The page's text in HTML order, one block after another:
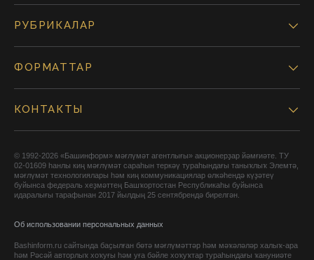
РУБРИКАЛАР
ФОРМАТТАР
КОНТАКТЫ
© 1992-2026 «Башинформ» мәғлүмәт агентлығы» акционерҙар йәмғиәте. ТУ
02-01609 һанлы киң мәғлүмәт сараһын теркәү тураһындағы таныҡлыҡ Элемтә,
мәғлүмәт технологиялары һәм киң коммуникациялар өлкәһендә күҙәтеү
буйынса федераль хеҙмәттең Башҡортостан Республикаһы буйынса
идаралығы тарафынан 2017 йылдың 25 сентябрендә бирелгән.
Об использовании персональных данных
Bashinform.ru сайтында баҫылған бөтә мәғлүмәттәр һәм мәҡәләләр халыҡ-ара
һәм Рәсәй авторлыҡ хоҡуғы һәм уға бәйле хоҡуҡтар тураһындағы ҡануниәте